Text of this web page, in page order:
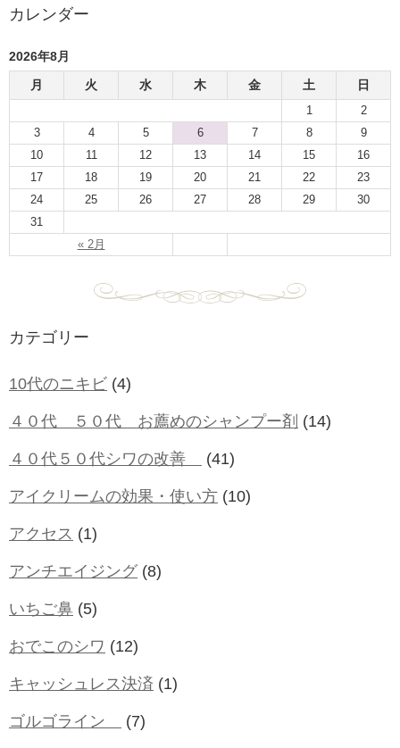
カレンダー
2026年8月
月
火 水 木 金 土 日
« 2月
1
2
3
4 5 6 7 8
9
10
11 12 13 14 15
16
17
18 19 20 21 22
23
24
25 26 27 28 29
30
31
カテゴリー
10代のニキビ (4)
４０代 ５０代 お薦めのシャンプー剤 (14)
４０代５０代シワの改善 (41)
アイクリームの効果・使い方 (10)
アクセス (1)
アンチエイジング (8)
いちご鼻 (5)
おでこのシワ (12)
キャッシュレス決済 (1)
ゴルゴライン (7)